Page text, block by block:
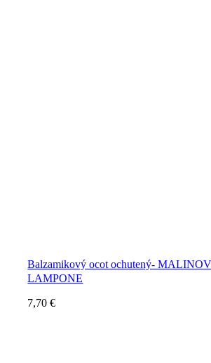
Balzamikový ocot ochutený-
LAMPONE
7,70€